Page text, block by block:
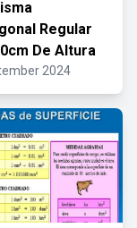
Regular
De Altura
2024